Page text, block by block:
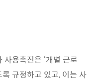
사용촉진은 ‘개별 근로
록 규정하고 있고, 이는 사